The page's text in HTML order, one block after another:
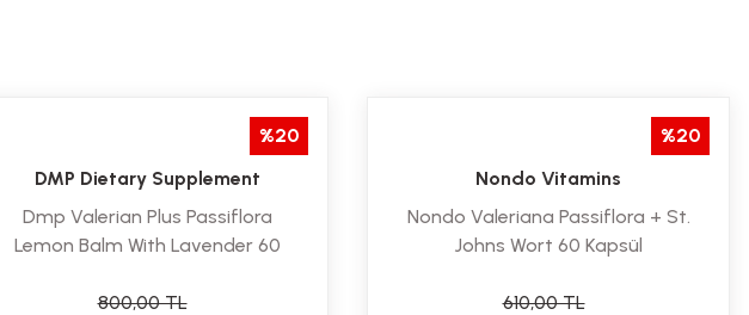
%20
DMP Dietary Supplement
Dmp Valerian Plus Passiflora
Lemon Balm With Lavender 60
800,00 TL
%20
Nondo Vitamins
Nondo Valeriana Passiflora + St.
Johns Wort 60 Kapsül
610,00 TL